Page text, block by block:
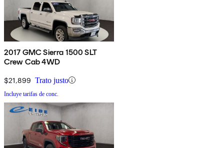
2017 GMC Sierra 1500 SLT
Crew Cab 4WD
$21,899 Trato justo
Incluye tarifas de conc.